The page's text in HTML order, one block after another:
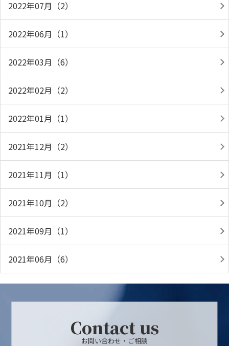
2022年07月（2）
2022年06月（1）
2022年03月（6）
2022年02月（2）
2022年01月（1）
2021年12月（2）
2021年11月（1）
2021年10月（2）
2021年09月（1）
2021年06月（6）
Contact us
お問い合わせ・ご相談